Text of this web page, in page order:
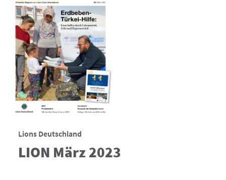
Lions Deutschland
LION März 2023